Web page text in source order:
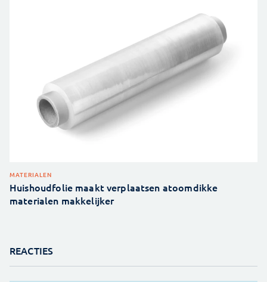
MATERIALEN
Huishoudfolie maakt verplaatsen atoomdikke
materialen makkelijker
REACTIES